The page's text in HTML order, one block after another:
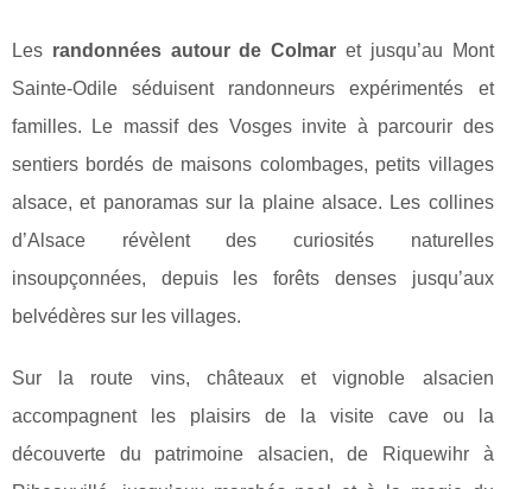
Les randonnées autour de Colmar et jusqu’au Mont
Sainte-Odile séduisent randonneurs expérimentés et
familles. Le massif des Vosges invite à parcourir des
sentiers bordés de maisons colombages, petits villages
alsace, et panoramas sur la plaine alsace. Les collines
d’Alsace révèlent des curiosités naturelles
insoupçonnées, depuis les forêts denses jusqu’aux
belvédères sur les villages.
Sur la route vins, châteaux et vignoble alsacien
accompagnent les plaisirs de la visite cave ou la
découverte du patrimoine alsacien, de Riquewihr à